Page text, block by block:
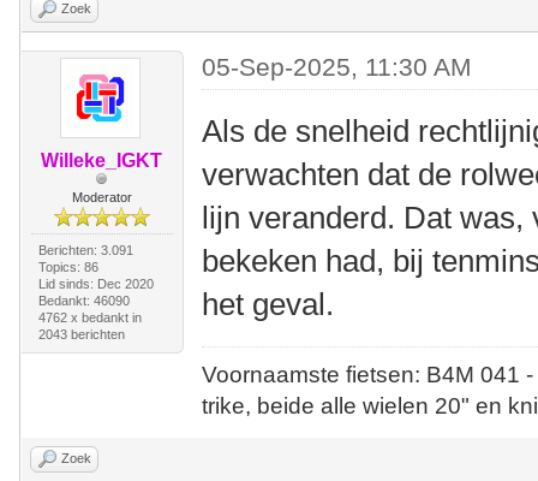
Zoek
Willeke_IGKT
Moderator
Berichten: 3.091
Topics: 86
Lid sinds: Dec 2020
Bedankt: 46090
4762 x bedankt in
2043 berichten
05-Sep-2025, 11:30 AM
Als de snelheid
verwachten dat de
lijn veranderd. Dat was,
bekeken had, bij
het geval.
Voornaamste fietsen: B4M
trike, beide alle wielen 20" en
Zoek